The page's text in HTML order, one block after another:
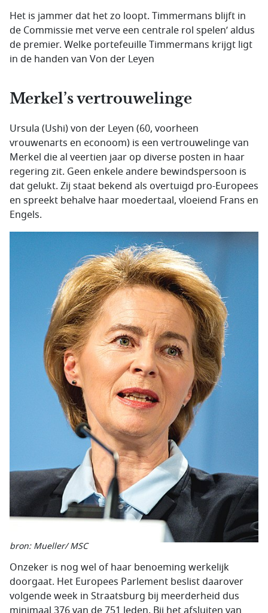
Het is jammer dat het zo loopt. Timmermans blijft in
de Commissie met verve een centrale rol spelen’ aldus
de premier. Welke portefeuille Timmermans krijgt ligt
in de handen van Von der Leyen
Merkel’s vertrouwelinge
Ursula (Ushi) von der Leyen (60, voorheen
vrouwenarts en econoom) is een vertrouwelinge van
Merkel die al veertien jaar op diverse posten in haar
regering zit. Geen enkele andere bewindspersoon is
dat gelukt. Zij staat bekend als overtuigd pro-Europees
en spreekt behalve haar moedertaal, vloeiend Frans en
Engels.
bron: Mueller/ MSC
Onzeker is nog wel of haar benoeming werkelijk
doorgaat. Het Europees Parlement beslist daarover
volgende week in Straatsburg bij meerderheid dus